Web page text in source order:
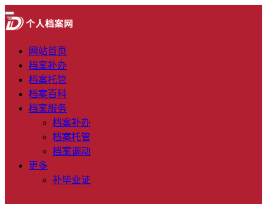
网站首页
档案补办
档案托管
档案百科
档案服务
档案补办
档案托管
档案调动
更多
补毕业证